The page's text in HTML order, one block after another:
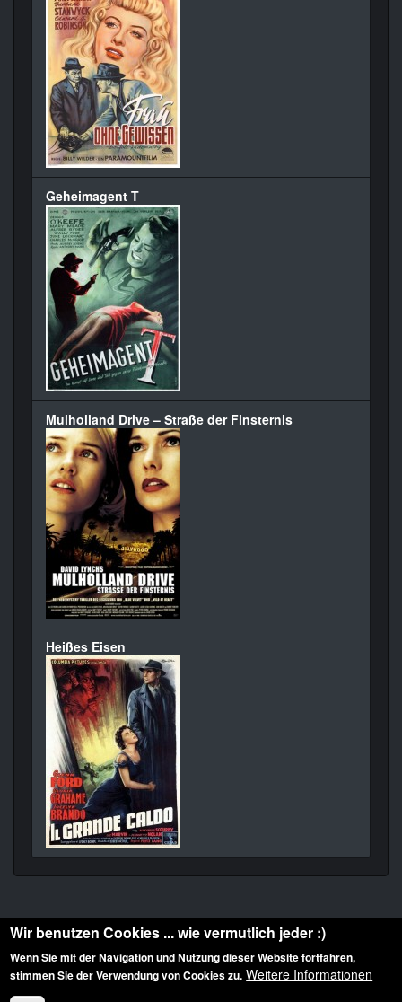
Geheimagent T
Mulholland Drive – Straße der Finsternis
Heißes Eisen
Diese Website ist urheberrechtlich geschützt: © 2010-2026 der Film Noir de. Alle
Rechte vorbehalten.
Wir benutzen Cookies ... wie vermutlich jeder :)
Wenn Sie mit der Navigation und Nutzung dieser Website fortfahren,
stimmen Sie der Verwendung von Cookies zu. Weitere Informationen